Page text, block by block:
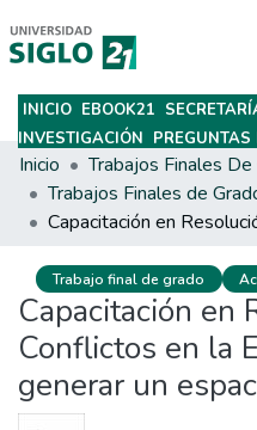
Subir
INICIO EBOOK21
INVESTIGACIÓN PREGUNTAS
Inicio
Trabajos Finales de
Trabajo final de grado
Capacitación en
Conflictos en la
generar un